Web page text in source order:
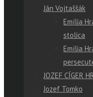
Ján Vojtaššák
Emília
stolica
Emília
JOZEF CÍGER
Jozef Tomko